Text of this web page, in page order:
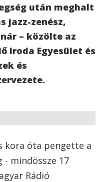
után meghalt
jazz-zenész,
– közölte az
Iroda Egyesület és
és
kora óta pengette a
- mindössze 17
Rádió